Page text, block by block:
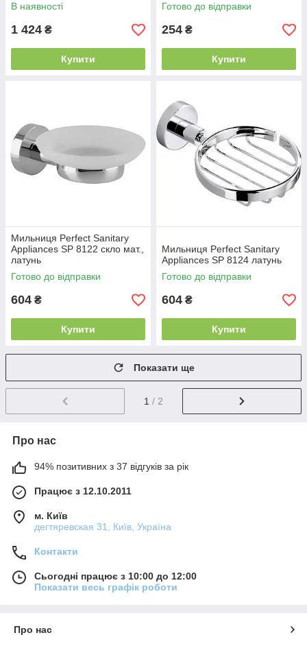
В наявності
1 424 ₴
Купити
Готово до відправки
254 ₴
Купити
Мильниця Perfect Sanitary
Appliances SP 8122 скло мат.,
латунь
Готово до відправки
604 ₴
Купити
Мильниця Perfect Sanitary
Appliances SP 8124 латунь
Готово до відправки
604 ₴
Купити
Показати ще
1 / 2
Про нас
94% позитивних з 37 відгуків за рік
Працює з 12.10.2011
м. Київ
дегтяревская 31, Київ, Україна
Контакти
Сьогодні працює з 10:00 до 12:00
Показати весь графік роботи
Про нас